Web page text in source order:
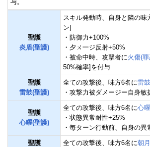
与。
聖護
炎盾(聖護)
スキル発動時、自身と隣の味
ン]
・防御力+100%
・夕ㄨ一ジ反射+50%
・被命中時、攻擊者に火傷(
50%確率]を付与
聖護
雷鼓(聖護)
全ての攻撃後、味方6名に雷
・攻撃力被ダメージー自身敏
聖護
心曜(聖護)
全ての攻撃後、味方6名に心
・状態異常耐性+25%
・毎ターン行動前、自身の
聖護
全ての攻撃後、味方6名に朝